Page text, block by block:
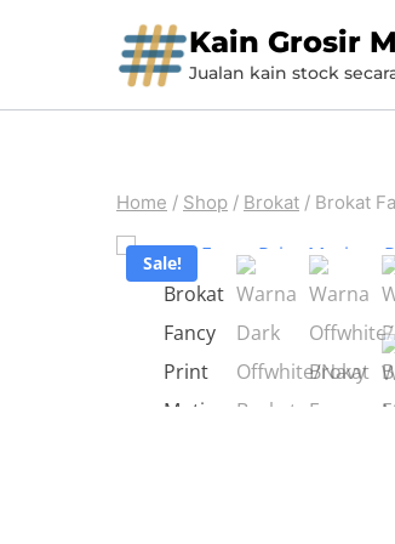
Kain Grosir
Jualan kain stock
Home / Shop / Brokat / Brokat
Sale!